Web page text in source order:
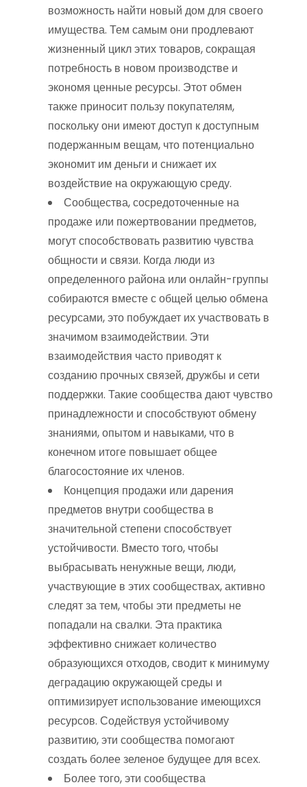
возможность найти новый дом для своего
имущества. Тем самым они продлевают
жизненный цикл этих товаров, сокращая
потребность в новом производстве и
экономя ценные ресурсы. Этот обмен
также приносит пользу покупателям,
поскольку они имеют доступ к доступным
подержанным вещам, что потенциально
экономит им деньги и снижает их
воздействие на окружающую среду.
Сообщества, сосредоточенные на
продаже или пожертвовании предметов,
могут способствовать развитию чувства
общности и связи. Когда люди из
определенного района или онлайн-группы
собираются вместе с общей целью обмена
ресурсами, это побуждает их участвовать в
значимом взаимодействии. Эти
взаимодействия часто приводят к
созданию прочных связей, дружбы и сети
поддержки. Такие сообщества дают чувство
принадлежности и способствуют обмену
знаниями, опытом и навыками, что в
конечном итоге повышает общее
благосостояние их членов.
Концепция продажи или дарения
предметов внутри сообщества в
значительной степени способствует
устойчивости. Вместо того, чтобы
выбрасывать ненужные вещи, люди,
участвующие в этих сообществах, активно
следят за тем, чтобы эти предметы не
попадали на свалки. Эта практика
эффективно снижает количество
образующихся отходов, сводит к минимуму
деградацию окружающей среды и
оптимизирует использование имеющихся
ресурсов. Содействуя устойчивому
развитию, эти сообщества помогают
создать более зеленое будущее для всех.
Более того, эти сообщества